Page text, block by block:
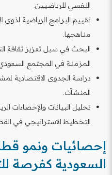
النفسي للرياضيين.
تقييم البرامج الرياضية لذوي
مناهجها.
البحث في سبل تعزيز ثقافة
المزمنة في المجتمع
دراسة الجدوى الاقتصادية
المنشآت.
تحليل البيانات والإحصاءات
التخطيط الاستراتيجي في
إحصائيات ونمو
السعودية كفرصة